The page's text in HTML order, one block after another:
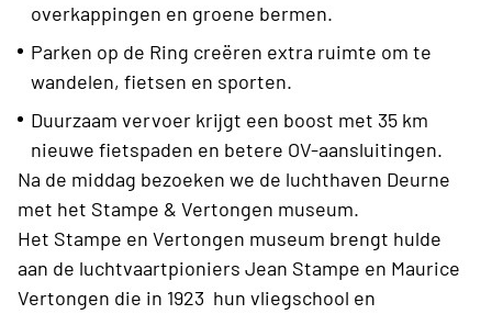
overkappingen en groene bermen.
Parken op de Ring creëren extra ruimte om te
wandelen, fietsen en sporten.
Duurzaam vervoer krijgt een boost met 35 km
nieuwe fietspaden en betere OV-aansluitingen.
Na de middag bezoeken we de luchthaven Deurne
met het Stampe & Vertongen museum.
Het Stampe en Vertongen museum brengt hulde
aan de luchtvaartpioniers Jean Stampe en Maurice
Vertongen die in 1923 hun vliegschool en